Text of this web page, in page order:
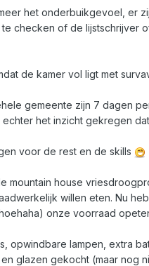
het onderbuikgevoel, er
checken of de lijstschrijver
de kamer vol ligt met
gemeente zijn 7 dagen
het inzicht gekregen
voor de rest en de skills
mountain house
willen eten. Nu
onze voorraad
opwindbare lampen, extra
glazen gekocht (maar nog